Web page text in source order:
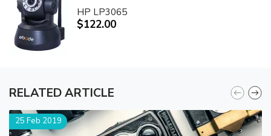
HP LP3065
$122.00
RELATED ARTICLE
25 Feb 2019